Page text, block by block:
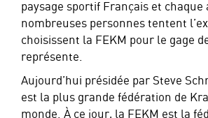
paysage sportif Français et chaque
nombreuses personnes tentent
choisissent la FEKM pour le gage
représente.
Aujourd’hui présidée par Steve
est la plus grande fédération de
monde. À ce jour, la FEKM est la